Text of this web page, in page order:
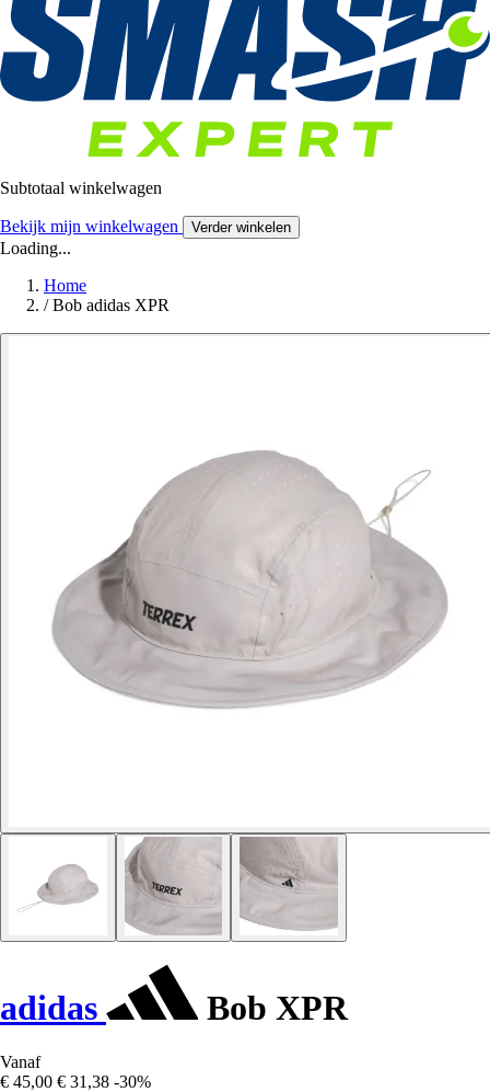
Subtotaal winkelwagen
Bekijk mijn winkelwagen Verder winkelen
Loading...
Home
/ Bob adidas XPR
adidas Bob XPR
Vanaf
€ 45,00 € 31,38 -30%